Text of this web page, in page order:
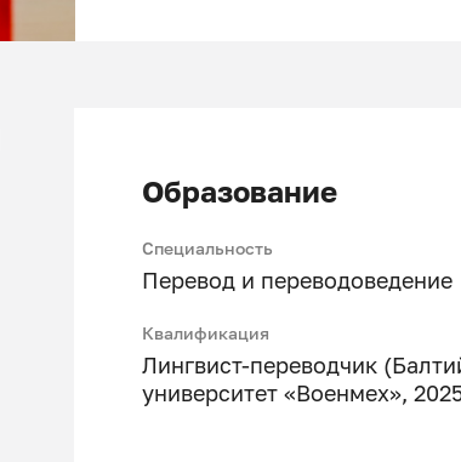
Образование
Специальность
Перевод и переводоведение
Квалификация
Лингвист-переводчик
университет «Военмех»,